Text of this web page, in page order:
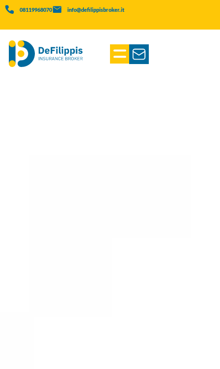
08119968070 info@defilippisbroker.it